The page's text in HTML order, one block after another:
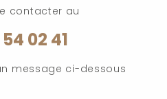
contacter au
02 41
message ci-dessous